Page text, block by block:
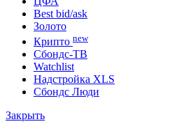
Консенсусы
Поиск облигаций (ИИ)
Кривые доходности
ЦФА
Best bid/ask
Золото
Криптоnew
Сбондс-ТВ